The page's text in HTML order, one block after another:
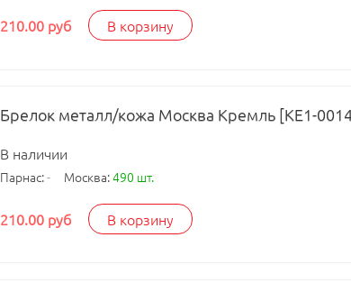
210.00 руб В корзину
Брелок металл/кожа Москва Кремль [КЕ1-
В наличии
Парнас:- Москва:490 шт.
210.00 руб В корзину